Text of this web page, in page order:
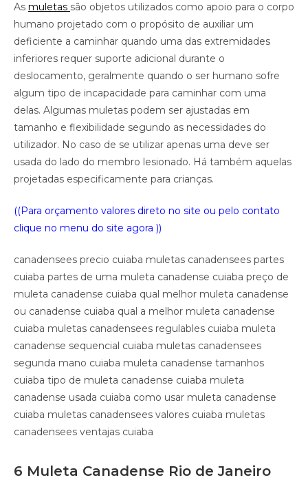
As muletas são objetos utilizados como apoio para o corpo
humano projetado com o propósito de auxiliar um
deficiente a caminhar quando uma das extremidades
inferiores requer suporte adicional durante o
deslocamento, geralmente quando o ser humano sofre
algum tipo de incapacidade para caminhar com uma
delas. Algumas muletas podem ser ajustadas em
tamanho e flexibilidade segundo as necessidades do
utilizador. No caso de se utilizar apenas uma deve ser
usada do lado do membro lesionado. Há também aquelas
projetadas especificamente para crianças.
((Para orçamento valores direto no site ou pelo contato
clique no menu do site agora ))
canadensees precio cuiaba muletas canadensees partes
cuiaba partes de uma muleta canadense cuiaba preço de
muleta canadense cuiaba qual melhor muleta canadense
ou canadense cuiaba qual a melhor muleta canadense
cuiaba muletas canadensees regulables cuiaba muleta
canadense sequencial cuiaba muletas canadensees
segunda mano cuiaba muleta canadense tamanhos
cuiaba tipo de muleta canadense cuiaba muleta
canadense usada cuiaba como usar muleta canadense
cuiaba muletas canadensees valores cuiaba muletas
canadensees ventajas cuiaba
6 Muleta Canadense Rio de Janeiro